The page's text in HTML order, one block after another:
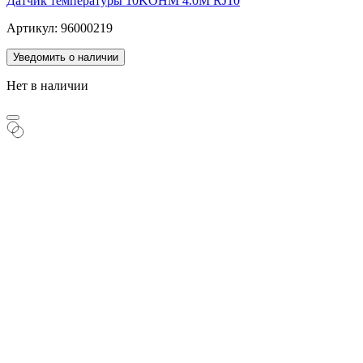
Артикул: 96000219
Уведомить о наличии
Нет в наличии